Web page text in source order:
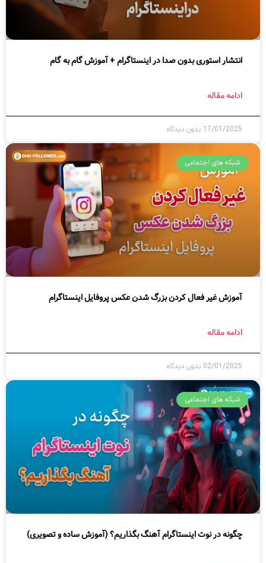
انتشار استوری بدون صدا در اینستاگرام + آموزش گام به گام
ادامه مقاله
17/01/2025 بدون دیدگاه
شبکه های اجتماعی
آموزش غیر فعال کردن بزرگ شدن عکس پروفایل اینستاگرام
ادامه مقاله
02/01/2025 بدون دیدگاه
شبکه های اجتماعی
چگونه در نوت اینستاگرام آهنگ بگذاریم؟ (آموزش ساده و تصویری)